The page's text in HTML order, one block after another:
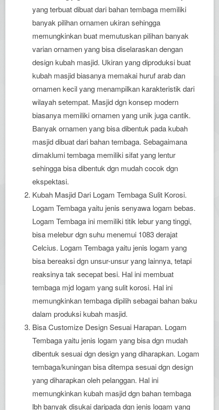
yang terbuat dibuat dari bahan tembaga memiliki
banyak pilihan ornamen ukiran sehingga
memungkinkan buat memutuskan pilihan banyak
varian ornamen yang bisa diselaraskan dengan
design kubah masjid. Ukiran yang diproduksi buat
kubah masjid biasanya memakai huruf arab dan
ornamen kecil yang menampilkan karakteristik dari
wilayah setempat. Masjid dgn konsep modern
biasanya memiliki ornamen yang unik juga cantik.
Banyak ornamen yang bisa dibentuk pada kubah
masjid dibuat dari bahan tembaga. Sebagaimana
dimaklumi tembaga memiliki sifat yang lentur
sehingga bisa dibentuk dgn mudah cocok dgn
ekspektasi.
Kubah Masjid Dari Logam Tembaga Sulit Korosi.
Logam Tembaga yaitu jenis senyawa logam bebas.
Logam Tembaga ini memiliki titik lebur yang tinggi,
bisa melebur dgn suhu menemui 1083 derajat
Celcius. Logam Tembaga yaitu jenis logam yang
bisa bereaksi dgn unsur-unsur yang lainnya, tetapi
reaksinya tak secepat besi. Hal ini membuat
tembaga mjd logam yang sulit korosi. Hal ini
memungkinkan tembaga dipilih sebagai bahan baku
dalam produksi kubah masjid.
Bisa Customize Design Sesuai Harapan. Logam
Tembaga yaitu jenis logam yang bisa dgn mudah
dibentuk sesuai dgn design yang diharapkan. Logam
tembaga/kuningan bisa ditempa sesuai dgn design
yang diharapkan oleh pelanggan. Hal ini
memungkinkan kubah masjid dgn bahan tembaga
lbh banyak disukai daripada dgn jenis logam yang